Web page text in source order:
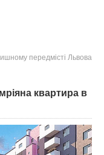
передмісті Львова
квартира в